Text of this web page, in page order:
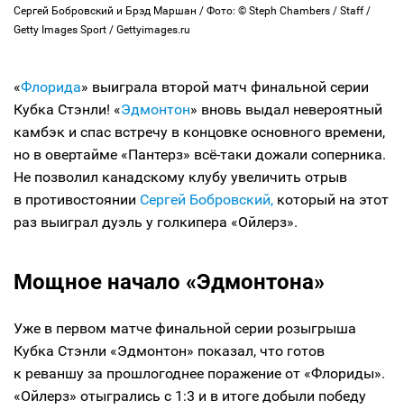
Сергей Бобровский и Брэд Маршан / Фото: © Steph Chambers / Staff /
Getty Images Sport / Gettyimages.ru
«Флорида» выиграла второй матч финальной серии
Кубка Стэнли! «Эдмонтон» вновь выдал невероятный
камбэк и спас встречу в концовке основного времени,
но в овертайме «Пантерз» всё-таки дожали соперника.
Не позволил канадскому клубу увеличить отрыв
в противостоянии Сергей Бобровский, который на этот
раз выиграл дуэль у голкипера «Ойлерз».
Мощное начало «Эдмонтона»
Уже в первом матче финальной серии розыгрыша
Кубка Стэнли «Эдмонтон» показал, что готов
к реваншу за прошлогоднее поражение от «Флориды».
«Ойлерз» отыгрались с 1:3 и в итоге добыли победу